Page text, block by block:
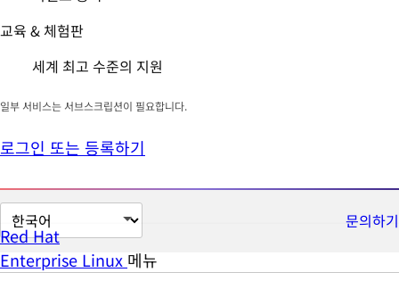
교육 & 체험판
세계 최고 수준의 지원
일부 서비스는 서브스크립션이 필요합니다.
로그인 또는 등록하기
페
이
지
문의하기
Red Hat
Enterprise Linux 메뉴